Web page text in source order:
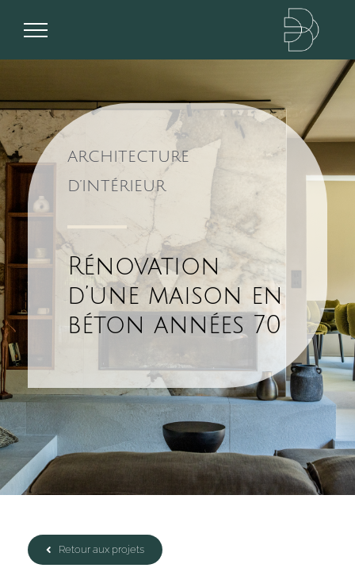
contenu
ARCHITECTURE
D’INTÉRIEUR
Rénovation
d’une maison en
béton années 70
Retour aux projets